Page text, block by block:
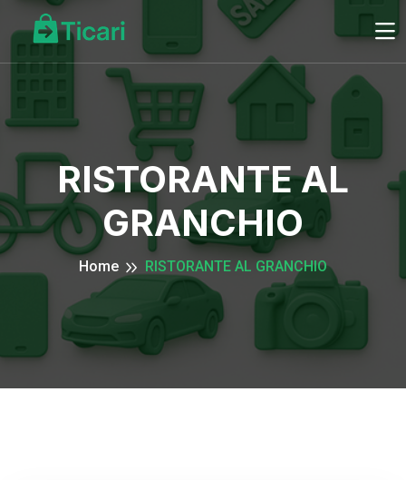
RISTORANTE AL
GRANCHIO
Home RISTORANTE AL GRANCHIO